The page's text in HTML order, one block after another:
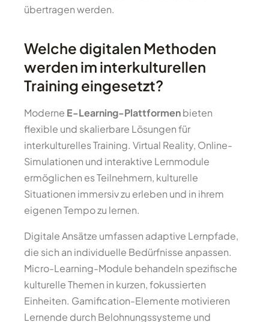
übertragen werden.
Welche digitalen Methoden
werden im interkulturellen
Training eingesetzt?
Moderne E-Learning-Plattformenbieten
flexible und skalierbare Lösungen für
interkulturelles Training. Virtual Reality, Online-
Simulationen und interaktive Lernmodule
ermöglichen es Teilnehmern, kulturelle
Situationen immersiv zu erleben und in ihrem
eigenen Tempo zu lernen.
Digitale Ansätze umfassen adaptive Lernpfade,
die sich an individuelle Bedürfnisse anpassen.
Micro-Learning-Module behandeln spezifische
kulturelle Themen in kurzen, fokussierten
Einheiten. Gamification-Elemente motivieren
Lernende durch Belohnungssysteme und